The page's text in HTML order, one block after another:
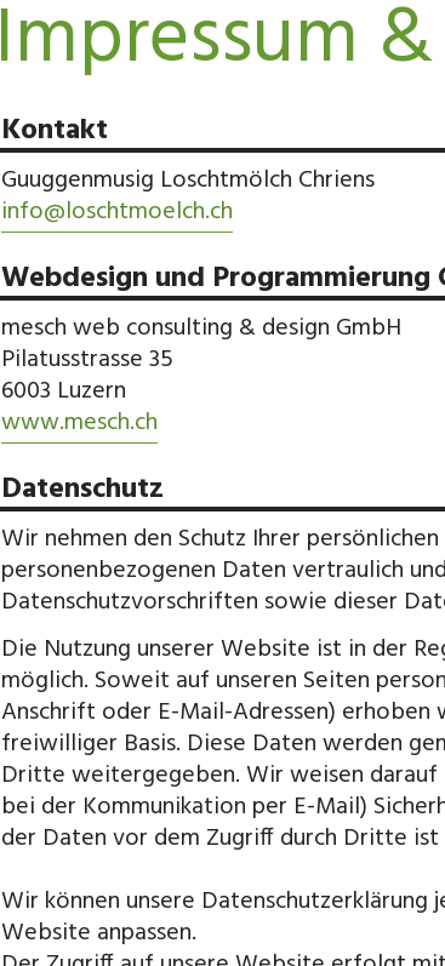
Impressum
Kontakt
Guuggenmusig Loschtmölch Chriens
info@loschtmoelch.ch
Webdesign und Programmierung
mesch web consulting & design GmbH
Pilatusstrasse 35
6003 Luzern
www.mesch.ch
Datenschutz
Wir nehmen den Schutz Ihrer
personenbezogenen Daten vertraulich
Datenschutzvorschriften sowie dieser
Die Nutzung unserer Website ist in der
möglich. Soweit auf unseren Seiten
Anschrift oder E-Mail-Adressen)
freiwilliger Basis. Diese Daten werden
Dritte weitergegeben. Wir weisen darauf
bei der Kommunikation per E-Mail)
der Daten vor dem Zugriff durch Dritte
Wir können unsere
Website anpassen.